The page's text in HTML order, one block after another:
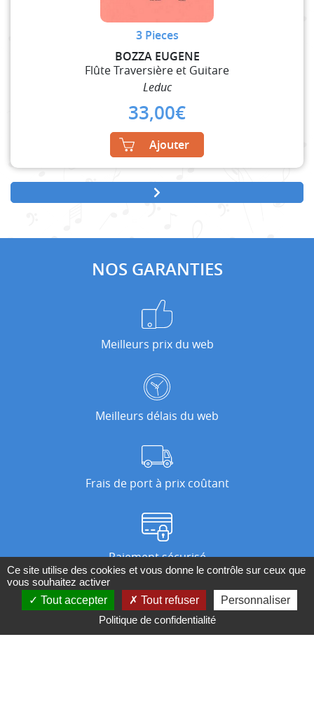
3 Pieces
BOZZA EUGENE
Flûte Traversière et Guitare
Leduc
33,00€
Ajouter
NOS GARANTIES
Meilleurs prix du web
Meilleurs délais du web
Frais de port à prix coûtant
Paiement sécurisé
Nos magasins
Ce site utilise des cookies et vous donne le contrôle sur ceux que
vous souhaitez activer
Tout accepter
Tout refuser
Personnaliser
Politique de confidentialité